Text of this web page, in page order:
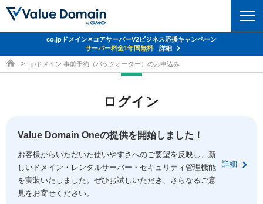
ドメイントップ
ドメイン移管
ドメイン価格一覧
ドメイン一括検索
コアサーバー
バリューサーバー
XREA
セキュリティトップ
Value Domain ネットde診断
SSL証明書
サービストップ
お得意様割引
facebook
co.jpドメイン✕コアサーバーV2ビジネス応援キャンペーン
サーバー料金1年間無料
詳細
ドメイン取得ならバリュードメイン
.jpドメイン 事前予約（バックオーダー）のお申込み
ログイン
Value Domain Oneの提供を開始しました！
お客様からいただいた使いやすさへのご要望を反映し、新
しいドメイン・レンタルサーバー・セキュリティ管理機能
を実装いたしました。ぜひお試しいただき、さらなるご意
見をお寄せください。
詳細